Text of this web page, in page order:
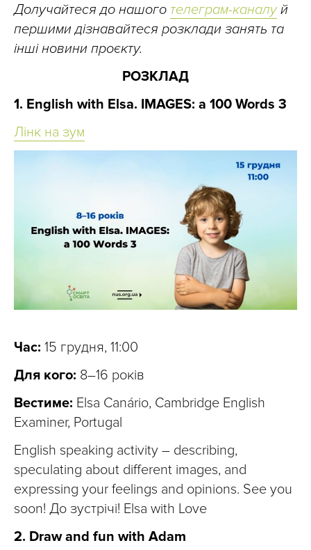
Долучайтеся до нашого телеграм-каналуй
першими дізнавайтеся розклади занять та
інші новини проєкту.
РОЗКЛАД
1. English with Elsa. IMAGES: a 100 Words 3
Лінк на зум
Час: 15 грудня, 11:00
Для кого: 8–16 років
Вестиме: Elsa Canário, Cambridge English
Examiner, Portugal
English speaking activity – describing,
speculating about different images, and
expressing your feelings and opinions. See you
soon! До зустрічі! Elsa with Love
2. Draw and fun with Adam